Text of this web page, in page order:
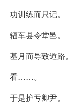
功训练而只记。
辐车县令堂邑。
基月而导致道路。
看……。
于是护亐卿尹。